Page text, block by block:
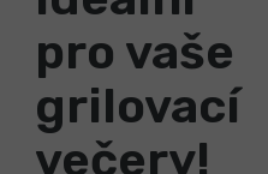
pro vaše
grilovací
večery!